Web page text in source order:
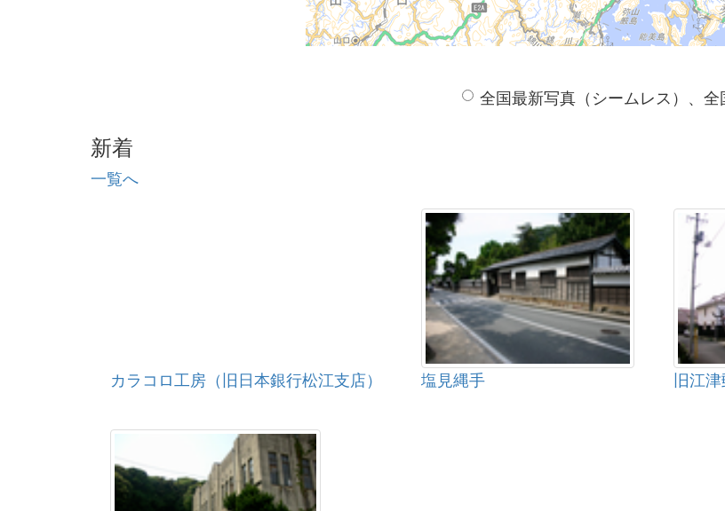
全国最新写真（シームレス）、
新着
一覧へ
カラコロ工房（旧日本銀行松江支店） 塩見縄手 旧江